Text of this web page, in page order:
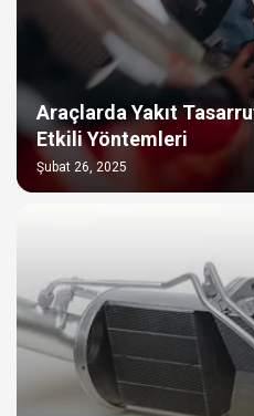
Araçlarda Yakıt
Etkili Yöntemleri
Şubat 26, 2025